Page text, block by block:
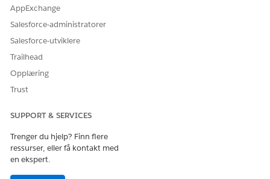
Følge etter USD 10 000
Motta USD 6000
AppExchange
Salesforce-administratorer
Salesforce-utviklere
Trailhead
Opplæring
Trust
SUPPORT & SERVICES
Trenger du hjelp? Finn flere
ressurser, eller få kontakt med
en ekspert.